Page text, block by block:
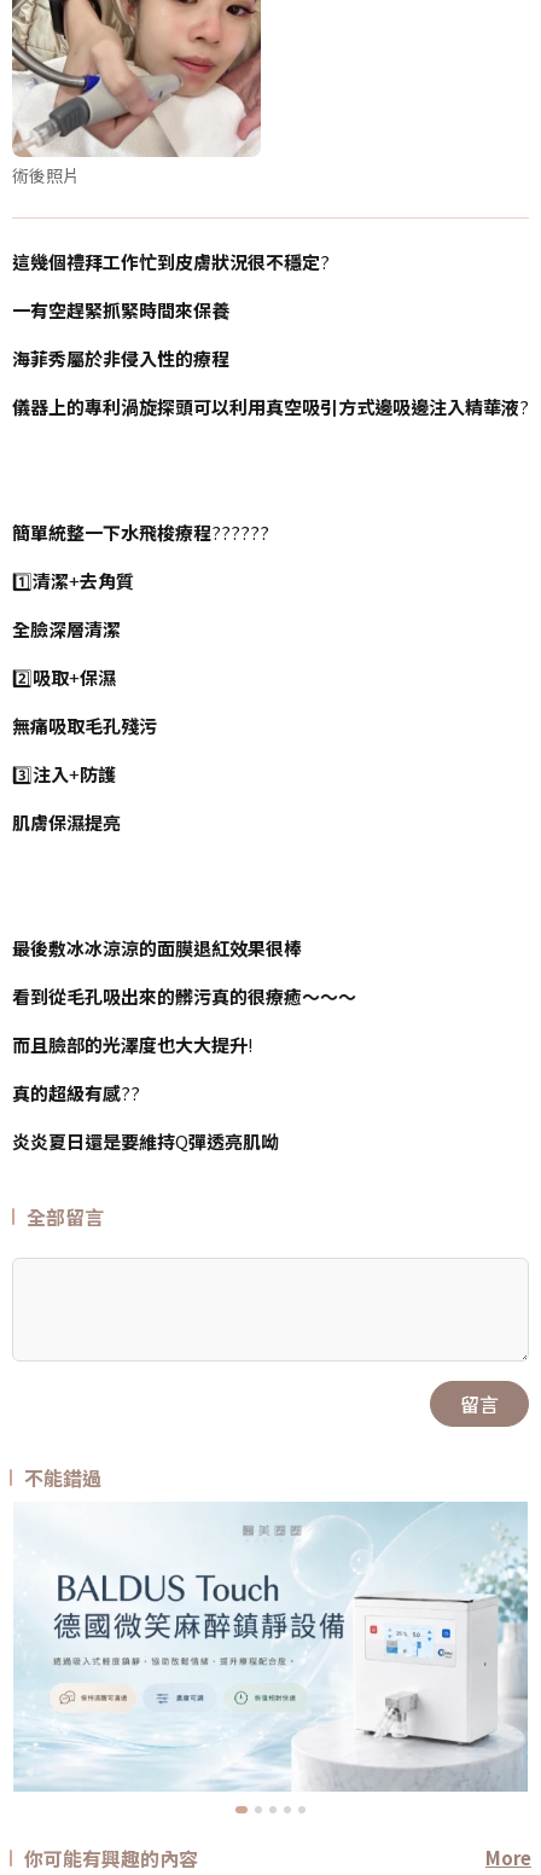
術後照片
這幾個禮拜工作忙到皮膚狀況很不穩定?
一有空趕緊抓緊時間來保養
海菲秀屬於非侵入性的療程
儀器上的專利渦旋探頭可以利用真空吸引方式邊吸邊注入精華液?
簡單統整一下水飛梭療程??????
1️⃣清潔+去角質
全臉深層清潔
2️⃣吸取+保濕
無痛吸取毛孔殘污
3️⃣注入+防護
肌膚保濕提亮
最後敷冰冰涼涼的面膜退紅效果很棒
看到從毛孔吸出來的髒污真的很療癒～～～
而且臉部的光澤度也大大提升!
真的超級有感??
炎炎夏日還是要維持Q彈透亮肌呦
全部留言
留言
不能錯過
你可能有興趣的內容 More